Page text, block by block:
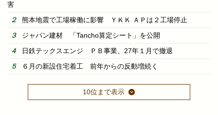
害
熊本地震で工場稼働に影響 ＹＫＫ ＡＰは２工場停止
ジャパン建材 「Tancho算定シート」を公開
日鉄テックスエンジ ＰＢ事業、27年１月で撤退
６月の新設住宅着工 前年からの反動増続く
10位まで表示